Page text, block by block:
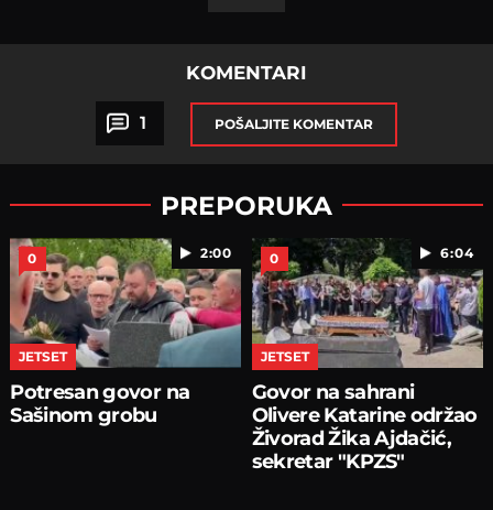
KOMENTARI
1 POŠALJITE KOMENTAR
PREPORUKA
2:00
0
JETSET
Potresan govor na
Sašinom grobu
6:04
0
JETSET
Govor na sahrani
Olivere Katarine održao
Živorad Žika Ajdačić,
sekretar "KPZS"